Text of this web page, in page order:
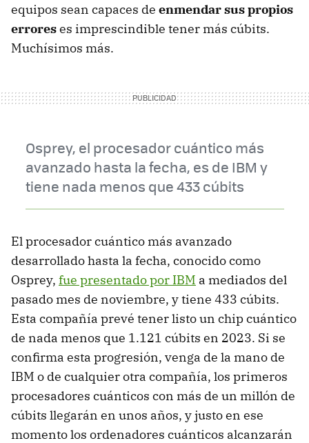
equipos sean capaces de enmendar sus propios
erroreses imprescindible tener más cúbits.
Muchísimos más.
Osprey, el procesador cuántico más
avanzado hasta la fecha, es de IBM y
tiene nada menos que 433 cúbits
El procesador cuántico más avanzado
desarrollado hasta la fecha, conocido como
Osprey, fue presentado por IBM a mediados del
pasado mes de noviembre, y tiene 433 cúbits.
Esta compañía prevé tener listo un chip cuántico
de nada menos que 1.121 cúbits en 2023. Si se
confirma esta progresión, venga de la mano de
IBM o de cualquier otra compañía, los primeros
procesadores cuánticos con más de un millón de
cúbits llegarán en unos años, y justo en ese
momento los ordenadores cuánticos alcanzarán